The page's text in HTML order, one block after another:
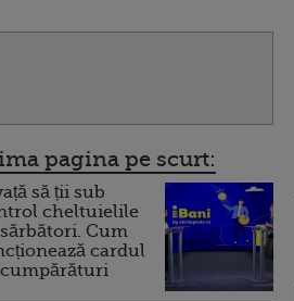
pagina pe scurt:
să ții sub
cheltuielile
Cum
cardul